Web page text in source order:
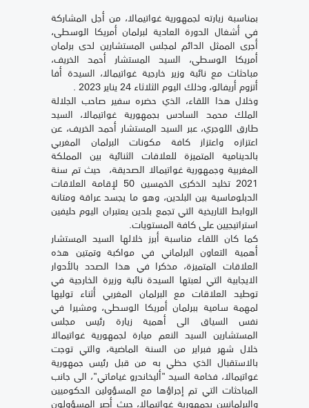
بمناسبة زيارته لجمهورية غواتيمالا، من أجل المشاركة
في أشغال الدورة العادية لبرلمان أمريكا الوسطى،
أجرى الممثل الدائم لمجلس المستشارين لدى برلمان
أمريكا الوسطى، السيد المستشار أحمد الخريف،
مباحثات مع نائبة وزير خارجية غواتيمالا، السيدة أفا
أتزوم أريفالو، وذلك اليوم الثلاثاء 24 يناير 2023 .
وخلال هذا اللقاء، الذي حضره سفير صاحب الجلالة
الملك محمد السادس بجمهورية غواتيمالا، السيد
طارق اللوجري، عبر السيد المستشار أحمد الخريف، عن
اعتزازه واعتزاز كافة مكونات البرلمان المغربي
بالدينامية المتميزة للعلاقات الثنائية بين المملكة
المغربية وجمهورية غواتيمالا الصديقة، حيث تم سنة
2021 تخليد الذكرى الخمسين 50 لإقامة العلاقات
الدبلوماسية بين البلدين، وهو ما يجسد عراقة ومتانة
الروابط التاريخية التي تجمع بلدين يعتبران اليوم حليفين
استراتيجيين على كافة المستويات.
كما كان اللقاء مناسبة أبرز خلالها السيد المستشار
أهمية التعاون البرلماني في مواكبة وتمتين هذه
العلاقات المتميزة، مذكرا في هذا الصدد بالأدوار
الايجابية التي لعبتها السيدة نائبة وزيرة الخارجية في
توطيد العلاقات مع البرلمان المغربي أثناء توليها
لمهمة سامية ببرلمان أمريكا الوسطى، ومشيرا في
نفس السياق الى أهمية زيارة رئيس مجلس
المستشارين السيد النعم ميارة لجمهورية غواتيمالا
خلال شهر فبراير من السنة الماضية، والتي توجت
بالاستقبال الذي حظي به من قبل رئيس جمهورية
غواتيمالا، فخامة السيد "أليخاندرو غياماتي"، الى جانب
المباحثات التي تم إجراؤها مع المسؤولين الحكوميين
والبرلمانيين بجمهورية غواتيمالا، حيث أصر المسؤولون